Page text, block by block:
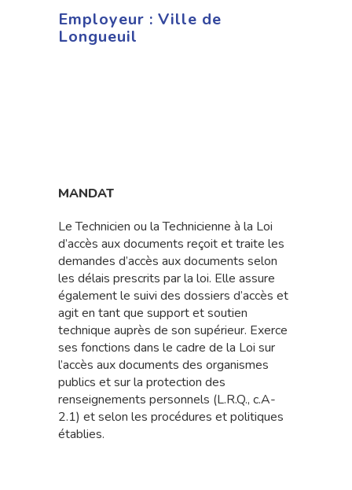
Employeur : Ville de
Longueuil
MANDAT
Le Technicien ou la Technicienne à la Loi
d’accès aux documents reçoit et traite les
demandes d’accès aux documents selon
les délais prescrits par la loi. Elle assure
également le suivi des dossiers d’accès et
agit en tant que support et soutien
technique auprès de son supérieur. Exerce
ses fonctions dans le cadre de la Loi sur
l’accès aux documents des organismes
publics et sur la protection des
renseignements personnels (L.R.Q., c.A-
2.1) et selon les procédures et politiques
établies.